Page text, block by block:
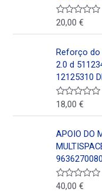
o
e
n
0
e
5
V
r
a
o
e
n
0
5
20,00€
Reforço do
2.0 d
12125310
V
r
a
o
e
n
0
18,00€
APOIO DO
V
40,00€